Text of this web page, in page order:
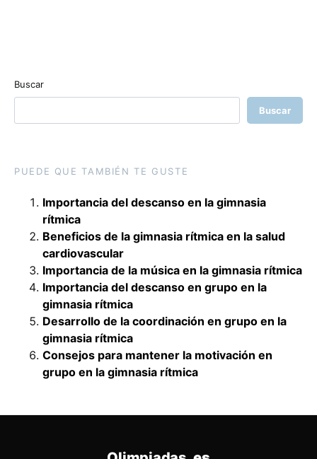
Buscar
Buscar
PUEDE QUE TAMBIÉN TE GUSTE
Importancia del descanso en la gimnasia
rítmica
Beneficios de la gimnasia rítmica en la salud
cardiovascular
Importancia de la música en la gimnasia rítmica
Importancia del descanso en grupo en la
gimnasia rítmica
Desarrollo de la coordinación en grupo en la
gimnasia rítmica
Consejos para mantener la motivación en
grupo en la gimnasia rítmica